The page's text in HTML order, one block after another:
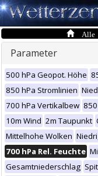
Alle
Parameter
500 hPa Geopot. Höhe
850 hPa Stromlinien
700 hPa Vertikalbew
10m Wind 2m Taupunkt
Mittelhohe Wolken
700 hPa Rel. Feuchte
Gesamtniederschlag